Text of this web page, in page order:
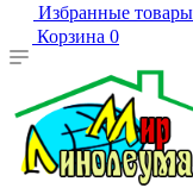
Избранные товары
Корзина 0